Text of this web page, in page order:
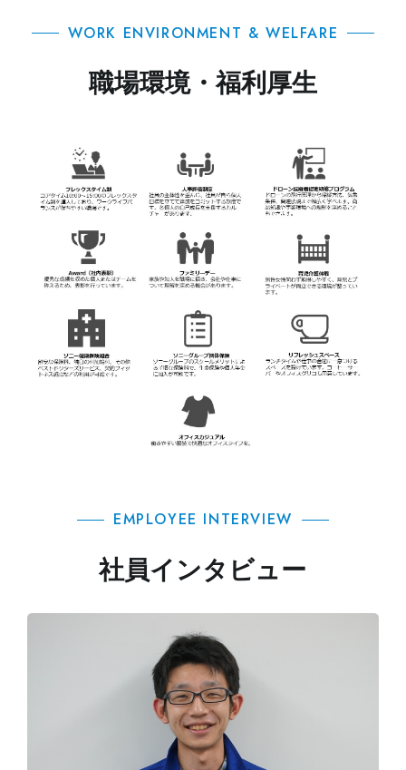
WORK ENVIRONMENT & WELFARE
職場環境・福利厚生
EMPLOYEE INTERVIEW
社員インタビュー